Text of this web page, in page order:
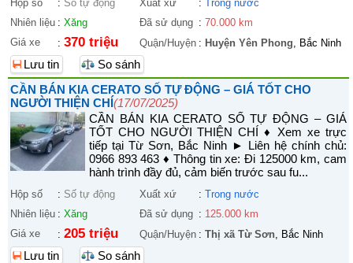
Hộp số : Số tự động Xuất xứ : Trong nước
Nhiên liệu : Xăng Đã sử dụng : 70.000 km
Giá xe
: 370 triệu Quận/Huyện : Huyện Yên Phong, Bắc Ninh
Lưu tin
So sánh
CẦN BÁN KIA CERATO SỐ TỰ ĐỘNG – GIÁ TỐT CHO
NGƯỜI THIỆN CHÍ(17/07/2025)
CẦN BÁN KIA CERATO SỐ TỰ ĐỘNG – GIÁ
TỐT CHO NGƯỜI THIỆN CHÍ ♦ Xem xe trực
tiếp tại Từ Sơn, Bắc Ninh ► Liên hệ chính chủ:
0966 893 463 ♦ Thông tin xe: Đi 125000 km, cam
hành trình đầy đủ, cảm biến trước sau fu...
Hộp số : Số tự động Xuất xứ : Trong nước
Nhiên liệu : Xăng Đã sử dụng : 125.000 km
Giá xe
: 205 triệu Quận/Huyện : Thị xã Từ Sơn, Bắc Ninh
Lưu tin So sánh